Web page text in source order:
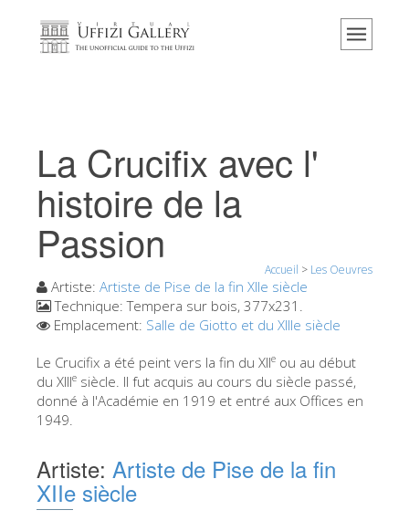
Accueil
Événements et expositions
L' avis des visiteurs
Réserver
Visite virtuelle
Les Oeuvres
Les Salles
Les nouvelles salles
La Crucifix avec l'
histoire de la
Passion
Accueil > Les Oeuvres
Artiste: Artiste de Pise de la fin XIIe siècle
Technique:Tempera sur bois, 377x231.
Emplacement: Salle de Giotto et du XIIIe siècle
Le Crucifix a été peint vers la fin du XIIe ou au début
du XIIIe siècle. Il fut acquis au cours du siècle passé,
donné à l'Académie en 1919 et entré aux Offices en
1949.
Artiste: Artiste de Pise de la fin
XIIe siècle